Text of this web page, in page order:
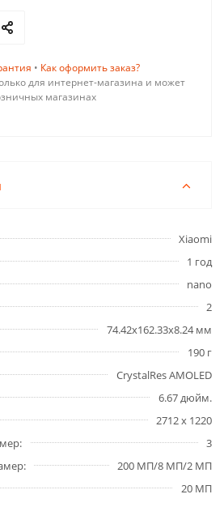
• Как оформить заказ?
для интернет-магазина и может
магазинах
Xiaomi
1 год
nano
2
74.42x162.33x8.24 мм
190 г
CrystalRes AMOLED
6.67 дюйм.
2712 x 1220
3
200 МП/8 МП/2 МП
20 МП